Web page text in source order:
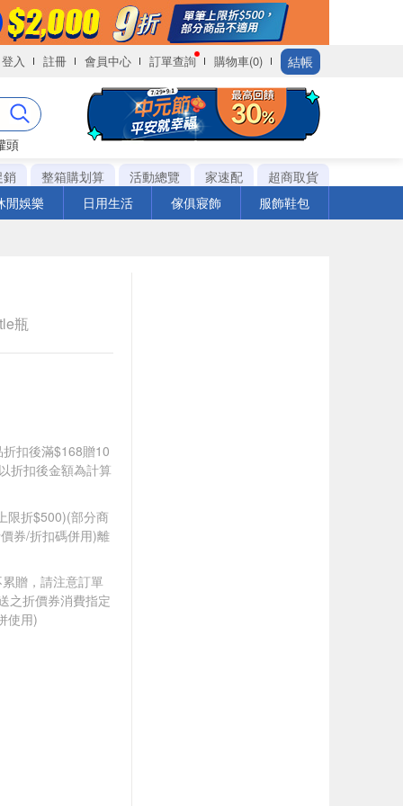
登入 註冊 會員中心 訂單查詢 購物車(0) 結帳
頭
銷
整箱購划算 活動總覽 家速配
超商取貨
閒娛樂
日用生活 傢俱寢飾 服飾鞋包
瓶
扣後滿$168贈10
折扣後金額為計算
限折$500)(部分商
券/折扣碼併用)離
贈，請注意訂單
之折價券消費指定
使用)